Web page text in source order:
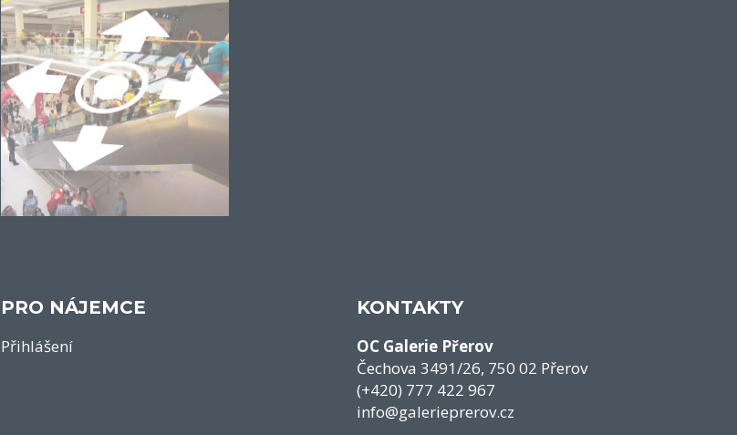
PRO NÁJEMCE
Přihlášení
KONTAKTY
OC Galerie Přerov
Čechova 3491/26, 750 02 Přerov
(+420) 777 422 967
info@galerieprerov.cz